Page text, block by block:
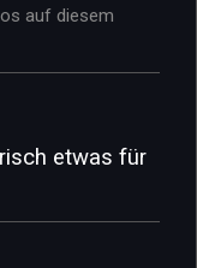
auf diesem
etwas für